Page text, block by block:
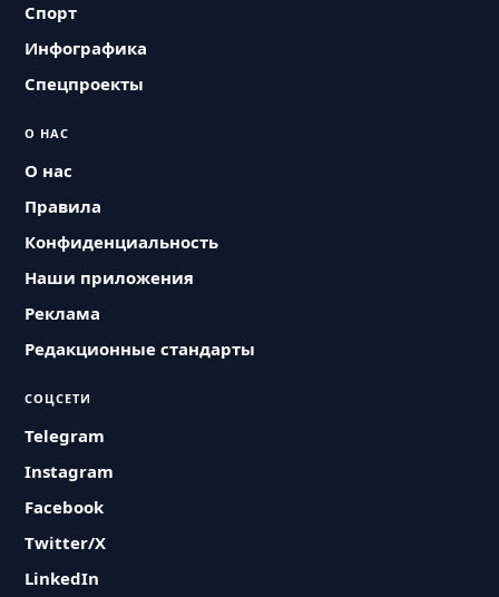
Спорт
Инфографика
Спецпроекты
О НАС
О нас
Правила
Конфиденциальность
Наши приложения
Реклама
Редакционные стандарты
СОЦСЕТИ
Telegram
Instagram
Facebook
Twitter/X
LinkedIn